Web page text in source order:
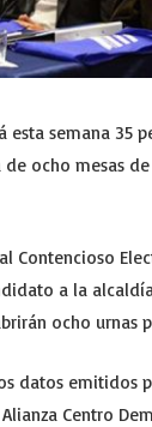
esta semana 35
ocho mesas
Contencioso
a la
ocho urnas
datos emitidos
Centro